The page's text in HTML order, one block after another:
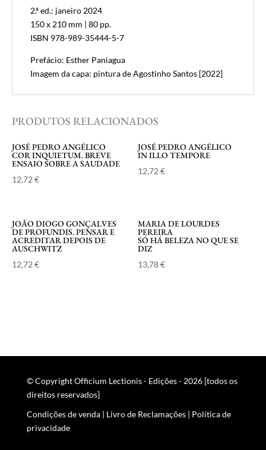
península2.ª ed.: janeiro 2024
150 x 210 mm | 80 pp.
ISBN 978-989-35444-5-7
Prefácio: Esther Paniagua
Imagem da capa: pintura de Agostinho Santos [2022]
PRODUTOS RELACIONADOS
JOSÉ PEDRO ANGÉLICO
COR INQUIETUM. BREVE
ENSAIO SOBRE A SAUDADE
12,72 €
JOSÉ PEDRO ANGÉLICO
IN ILLO TEMPORE
12,72€
JOÃO DIOGO GONÇALVES
DE PROFUNDIS. PENSAR E
ACREDITAR DEPOIS DE
AUSCHWITZ
12,72 €
MARIA DE LOURDES
PEREIRA
SÓ HÁ BELEZA NO QUE SE
DIZ
13,78€
© Copyright Officium Lectionis - Edições - 2026 [todos os
direitos reservados]
Condições de venda| Livro de Reclamações| Política de
privacidade